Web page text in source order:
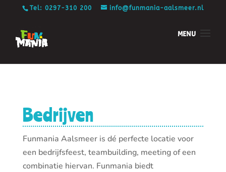
Tel: 0297-310 200 info@funmania-aalsmeer.nl
Bedrijven
Funmania Aalsmeer is dé perfecte locatie voor
een bedrijfsfeest, teambuilding, meeting of een
combinatie hiervan. Funmania biedt